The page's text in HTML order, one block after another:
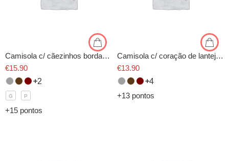
Camisola c/ cãezinhos bordados
€15.90
2
G P
+15 pontos
Camisola c/ coração de lantejoulas
€13.90
4
+13 pontos